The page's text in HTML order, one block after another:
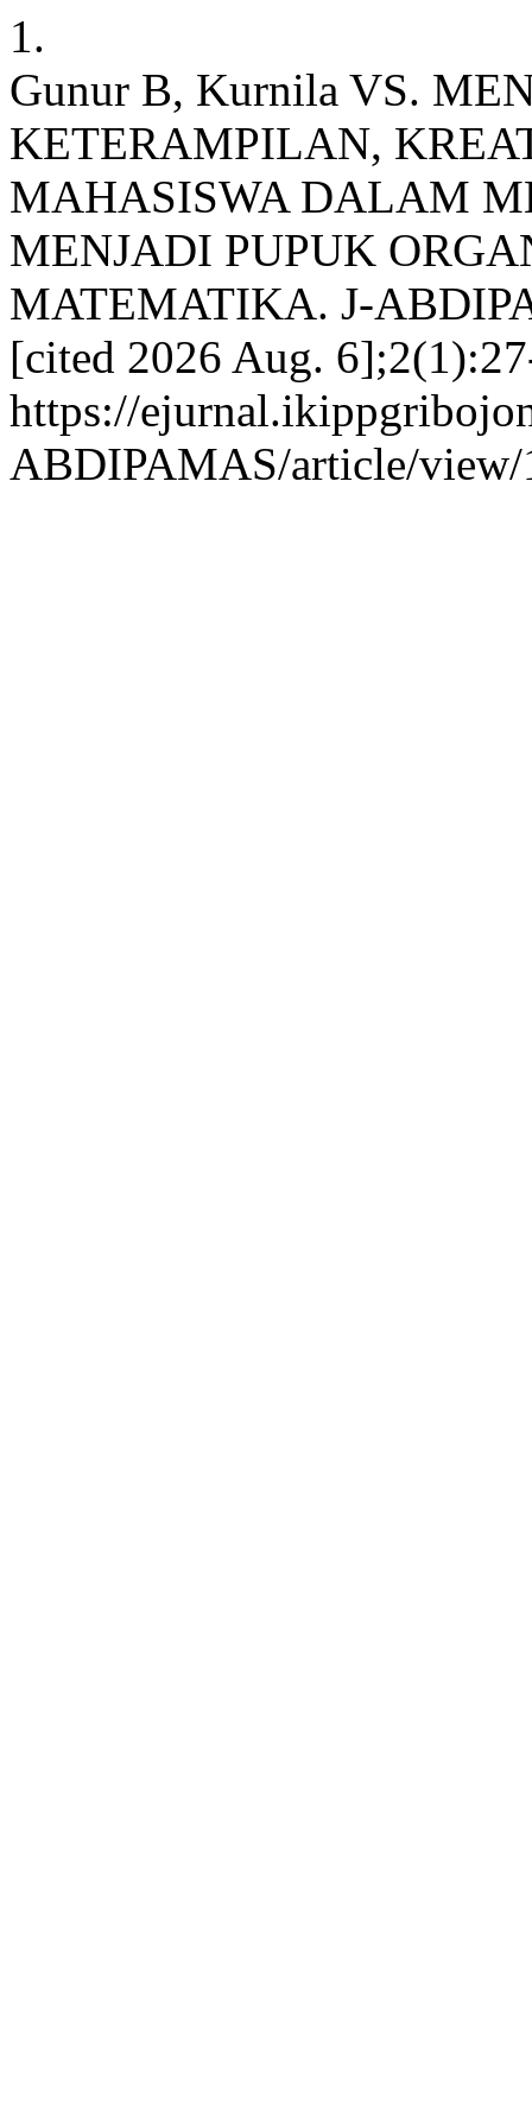
1.
Gunur B, Kurnila VS.
KETERAMPILAN,
MAHASISWA DALAM
MENJADI PUPUK
MATEMATIKA. J-
[cited 2026 Aug.
https://
ABDIPAMAS/article/view/